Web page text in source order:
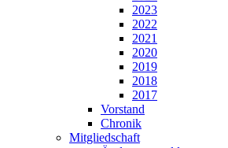
2023
2022
2021
2020
2019
2018
2017
Vorstand
Chronik
Mitgliedschaft